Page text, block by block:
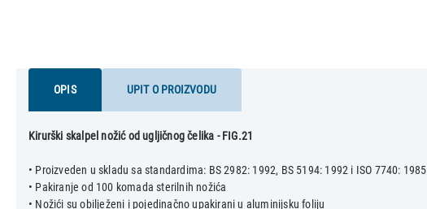
OPIS UPIT O PROIZVODU
Kirurški skalpel nožić od ugljičnog čelika - FIG.21
• Proizveden u skladu sa standardima: BS 2982: 1992, BS 5194: 1992 i ISO 7740: 1985
• Pakiranje od 100 komada sterilnih nožića